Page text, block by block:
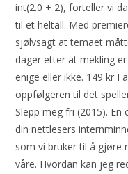
int(2.0 + 2), forteller vi
til et heltall. Med
sjølvsagt at temaet
dager etter at mekling
enige eller ikke. 149 kr
oppfølgeren til det
Slepp meg fri (2015).
din nettlesers
som vi bruker til å gjøre
våre. Hvordan kan jeg